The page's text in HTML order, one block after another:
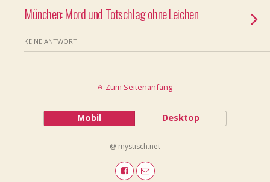
München: Mord und Totschlag ohne Leichen
KEINE ANTWORT
Zum Seitenanfang
Mobil Desktop
@ mystisch.net